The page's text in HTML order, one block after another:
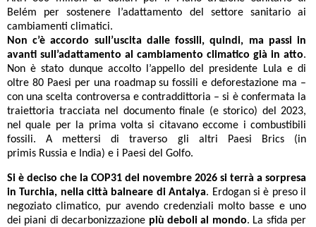
Belém per sostenere l’adattamento del settore sanitario ai
cambiamenti climatici.
Non c’è accordo sull’uscita dalle fossili, quindi, ma passi in
avanti sull’adattamento al cambiamento climatico già in atto.
Non è stato dunque accolto l’appello del presidente Lula e di
oltre 80 Paesi per una roadmap su fossili e deforestazione ma –
con una scelta controversa e contraddittoria – si è confermata la
traiettoria tracciata nel documento finale (e storico) del 2023,
nel quale per la prima volta si citavano eccome i combustibili
fossili. A mettersi di traverso gli altri Paesi Brics (in
primis Russia e India) e i Paesi del Golfo.
Si è deciso che la COP31 del novembre 2026 si terrà a sorpresa
in Turchia, nella città balneare di Antalya. Erdogan si è preso il
negoziato climatico, pur avendo credenziali molto basse e uno
dei piani di decarbonizzazione più deboli al mondo. La sfida per